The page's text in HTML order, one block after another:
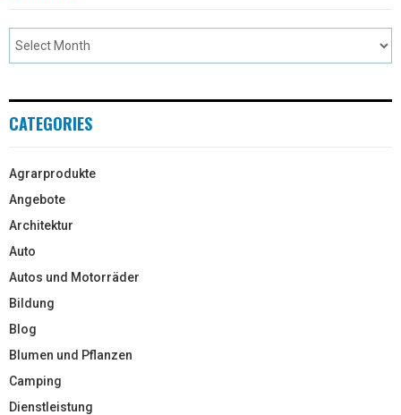
CATEGORIES
Agrarprodukte
Angebote
Architektur
Auto
Autos und Motorräder
Bildung
Blog
Blumen und Pflanzen
Camping
Dienstleistung